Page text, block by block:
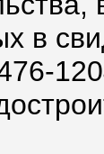
в